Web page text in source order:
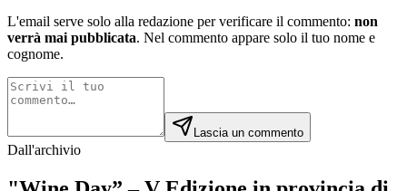
L'email serve solo alla redazione per verificare il commento: non
verrà mai pubblicata. Nel commento appare solo il tuo nome e
cognome.
Lascia un commento
Dall'archivio